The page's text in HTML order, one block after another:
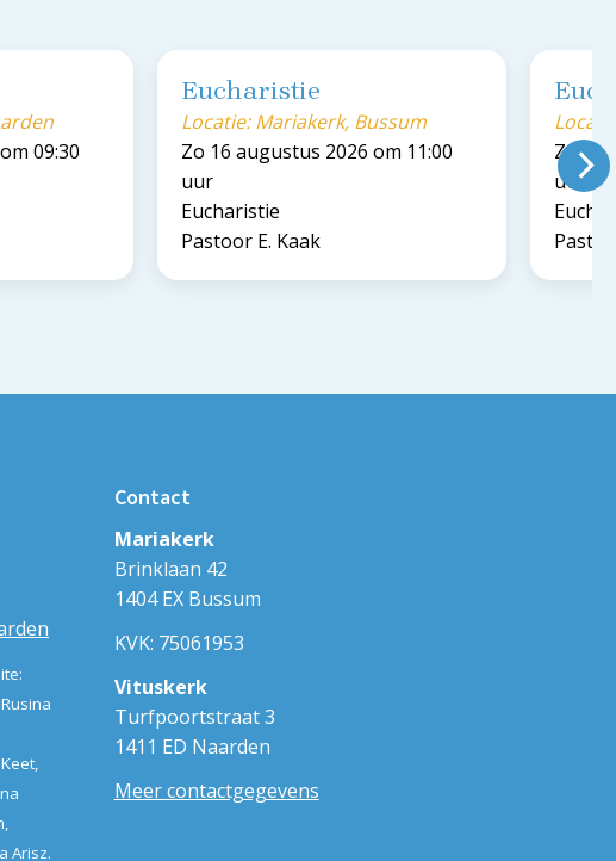
09:30
Eucharistie
Locatie: Mariakerk, Bussum
Zo 16 augustus 2026 om 11:00
uur
Eucharistie
Pastoor E. Kaak
Zo 23
uur
Arisz.
Contact
Mariakerk
Brinklaan 42
1404 EX Bussum
KVK: 75061953
Vituskerk
Turfpoortstraat 3
1411 ED Naarden
Meer contactgegevens